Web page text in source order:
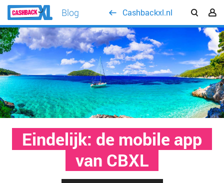
Blog Cashbackxl.nl
Eindelijk: de mobile app
van CBXL